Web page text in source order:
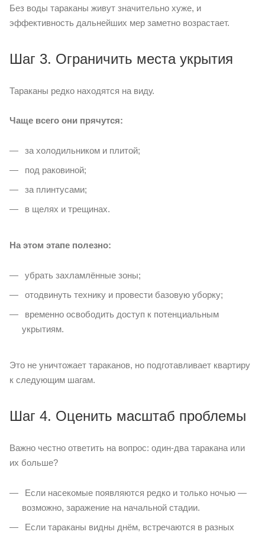
Без воды тараканы живут значительно хуже, и
эффективность дальнейших мер заметно возрастает.
Шаг 3. Ограничить места укрытия
Тараканы редко находятся на виду.
Чаще всего они прячутся:
за холодильником и плитой;
под раковиной;
за плинтусами;
в щелях и трещинах.
На этом этапе полезно:
убрать захламлённые зоны;
отодвинуть технику и провести базовую уборку;
временно освободить доступ к потенциальным
укрытиям.
Это не уничтожает тараканов, но подготавливает квартиру
к следующим шагам.
Шаг 4. Оценить масштаб проблемы
Важно честно ответить на вопрос: один-два таракана или
их больше?
Если насекомые появляются редко и только ночью —
возможно, заражение на начальной стадии.
Если тараканы видны днём, встречаются в разных